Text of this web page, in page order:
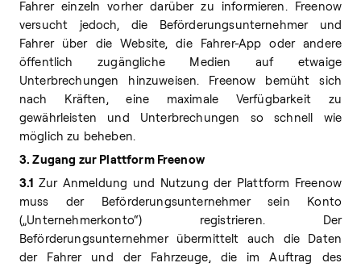
Fahrer einzeln vorher darüber zu informieren. Freenow
versucht jedoch, die Beförderungsunternehmer und
Fahrer über die Website, die Fahrer-App oder andere
öffentlich zugängliche Medien auf etwaige
Unterbrechungen hinzuweisen. Freenow bemüht sich
nach Kräften, eine maximale Verfügbarkeit zu
gewährleisten und Unterbrechungen so schnell wie
möglich zu beheben.
3. Zugang zur Plattform Freenow
3.1 Zur Anmeldung und Nutzung der Plattform Freenow
muss der Beförderungsunternehmer sein Konto
(„Unternehmerkonto“) registrieren. Der
Beförderungsunternehmer übermittelt auch die Daten
der Fahrer und der Fahrzeuge, die im Auftrag des